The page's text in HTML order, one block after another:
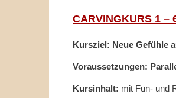
CARVINGKURS 1 –
Kursziel: Neue Gefühle
Voraussetzungen:
Kursinhalt: mit Fun- und